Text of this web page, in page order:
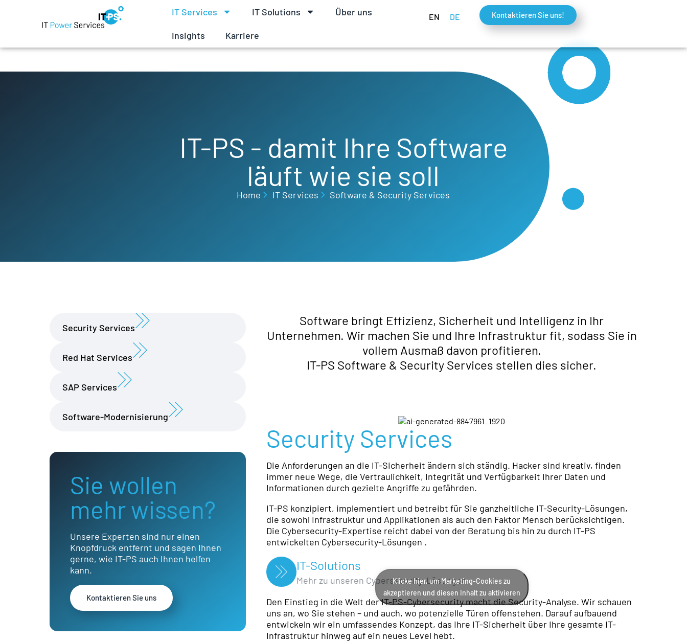
IT Services IT Solutions Über uns
Insights Karriere
EN DE Kontaktieren Sie uns!
IT-PS - damit Ihre Software
läuft wie sie soll
Home IT Services Software & Security Services
Security Services
Red Hat Services
SAP Services
Software-Modernisierung
Sie wollen
mehr wissen?
Unsere Experten sind nur einen
Knopfdruck entfernt und sagen Ihnen
gerne, wie IT-PS auch Ihnen helfen
kann.
Kontaktieren Sie uns
Software bringt Effizienz, Sicherheit und Intelligenz in Ihr
Unternehmen. Wir machen Sie und Ihre Infrastruktur fit, sodass Sie in
vollem Ausmaß davon profitieren.
IT-PS Software & Security Services stellen dies sicher.
Security Services
Die Anforderungen an die IT-Sicherheit ändern sich ständig. Hacker sind kreativ, finden
immer neue Wege, die Vertraulichkeit, Integrität und Verfügbarkeit Ihrer Daten und
Informationen durch gezielte Angriffe zu gefährden.
IT-PS konzipiert, implementiert und betreibt für Sie ganzheitliche IT-Security-Lösungen,
die sowohl Infrastruktur und Applikationen als auch den Faktor Mensch berücksichtigen.
Die Cybersecurity-Expertise reicht dabei von der Beratung bis hin zu durch IT-PS
entwickelten Cybersecurity-Lösungen .
IT-Solutions
Mehr zu unseren Cybersecurity-Lösungen
Klicke hier, um Marketing-Cookies zu
akzeptieren und diesen Inhalt zu aktivieren
Den Einstieg in die Welt der IT-PS-Cybersecurity macht die Security-Analyse. Wir schauen
uns an, wo Sie stehen – und auch, wo potenzielle Türen offenstehen. Darauf aufbauend
entwickeln wir ein umfassendes Konzept, das Ihre IT-Sicherheit über Ihre gesamte IT-
Infrastruktur hinweg auf ein neues Level hebt.